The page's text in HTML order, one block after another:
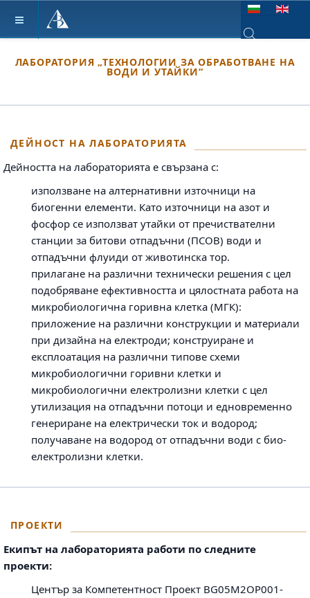
Изберете език
Type 2 or more
ЛАБОРАТОРИЯ „ТЕХНОЛОГИИ ЗА ОБРАБОТВАНЕ НА
ВОДИ И УТАЙКИ“
ДЕЙНОСТ НА ЛАБОРАТОРИЯТА
Дейността на лабораторията е свързана с:
използване на алтернативни източници на
биогенни елементи. Като източници на азот и
фосфор се използват утайки от пречиствателни
станции за битови отпадъчни (ПСОВ) води и
отпадъчни флуиди от животинска тор.
прилагане на различни технически решения с цел
подобряване ефективността и цялостната работа на
микробиологична горивна клетка (МГК):
приложение на различни конструкции и материали
при дизайна на електроди; конструиране и
експлоатация на различни типове схеми
микробиологични горивни клетки и
микробиологични електролизни клетки с цел
утилизация на отпадъчни потоци и едновременно
генериране на електрически ток и водород;
получаване на водород от отпадъчни води с био-
електролизни клетки.
ПРОЕКТИ
Екипът на лабораторията работи по следните
проекти:
Център за Компетентност Проект BG05M2OP001-